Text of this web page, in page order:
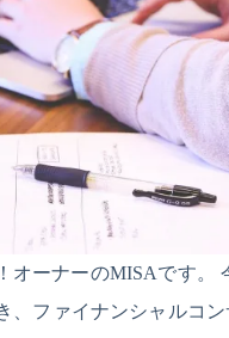
オーナーのMISAです。
、ファイナンシャルコン